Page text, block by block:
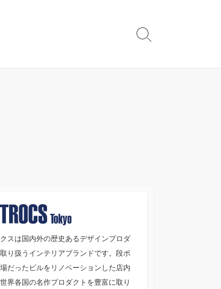
検
スは国内外の歴史あるデザインプロダ
り扱うインテリアブランドです。段ボ
だったビルをリノベーションした店内
界各国の名作プロダクトを豊富に取り